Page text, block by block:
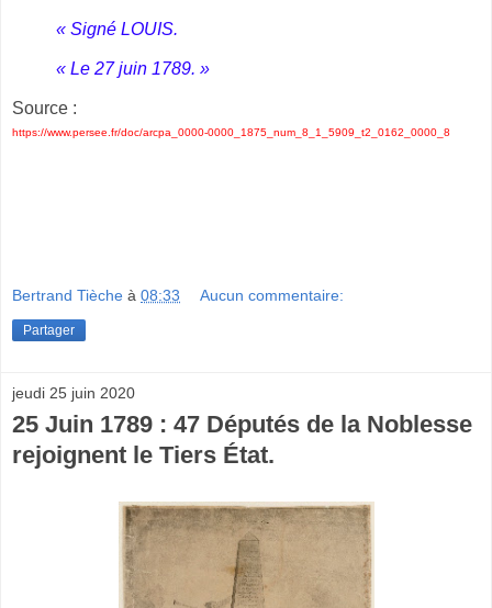
« Signé LOUIS.
« Le 27 juin 1789. »
Source :
https://www.persee.fr/doc/arcpa_0000-0000_1875_num_8_1_5909_t2_0162_0000_8
Bertrand Tièche à 08:33 Aucun commentaire:
Partager
jeudi 25 juin 2020
25 Juin 1789 : 47 Députés de la Noblesse
rejoignent le Tiers État.